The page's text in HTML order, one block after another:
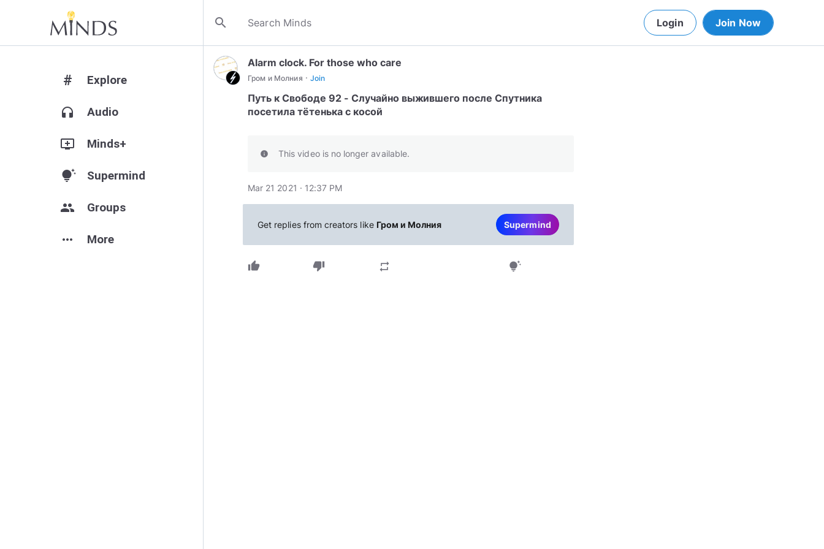
search Login Join Now
# Explore
headphones Audio
add_to_queue Minds+
tips_and_updates Supermind
group Groups
more_horiz More
Alarm clock. For those who care
Гром и Молния · Join
Путь к Свободе 92 - Случайно выжившего после Спутника
посетила тётенька с косой
info This video is no longer available.
Mar 21 2021 · 12:37 PM
Get replies from creators like Гром и Молния Supermind
thumb_up thumb_down repeat tips_and_updates